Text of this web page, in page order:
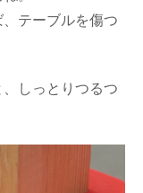
テーブルを傷つ
しっとりつるつ